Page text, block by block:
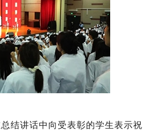
结讲话中向受表彰的学生表示祝